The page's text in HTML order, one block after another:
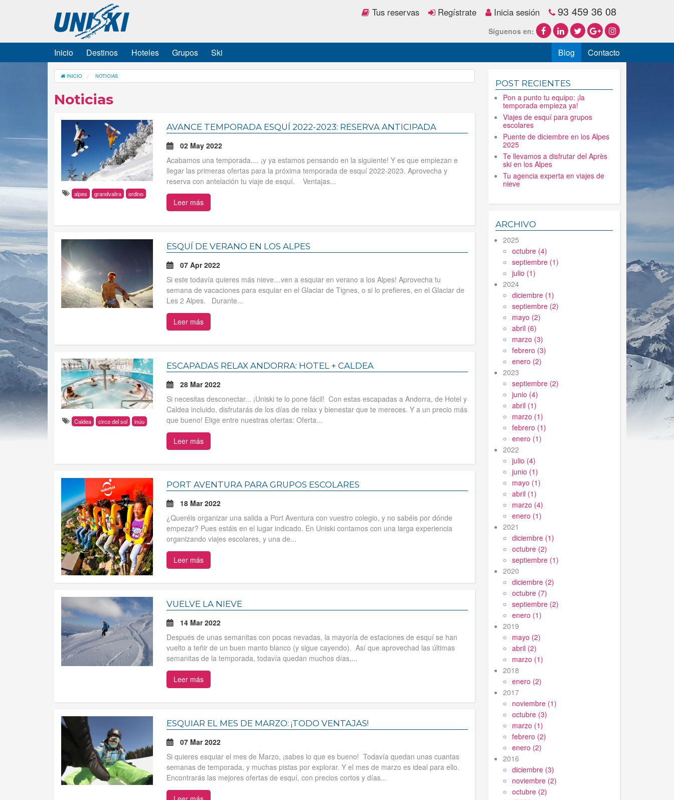
Tus reservas Regístrate Inicia sesión 93 459 36 08
Síguenos en:
Inicio Destinos Hoteles Grupos Ski Blog Contacto
INICIO NOTICIAS
Noticias
alpes grandvalira ordino
AVANCE TEMPORADA ESQUÍ 2022-2023: RESERVA ANTICIPADA
02 May 2022
Acabamos una temporada.... ¡y ya estamos pensando en la siguiente! Y es que empiezan e
llegar las primeras ofertas para la próxima temporada de esquí 2022-2023. Aprovecha y
reserva con antelación tu viaje de esquí. Ventajas...
Leer más
ESQUÍ DE VERANO EN LOS ALPES
07 Apr 2022
Si este todavía quieres más nieve…ven a esquiar en verano a los Alpes! Aprovecha tu
semana de vacaciones para esquiar en el Glaciar de Tignes, o si lo prefieres, en el Glaciar de
Les 2 Alpes. Durante...
Leer más
Caldea circo del sol inúu
ESCAPADAS RELAX ANDORRA: HOTEL + CALDEA
28 Mar 2022
Si necesitas desconectar... ¡Uniski te lo pone fácil! Con estas escapadas a Andorra, de Hotel y
Caldea incluido, disfrutarás de los días de relax y bienestar que te mereces. Y a un precio más
que bueno! Elige entre nuestras ofertas: Oferta...
Leer más
PORT AVENTURA PARA GRUPOS ESCOLARES
18 Mar 2022
¿Queréis organizar una salida a Port Aventura con vuestro colegio, y no sabéis por dónde
empezar? Pues estáis en el lugar indicado. En Uniski contamos con una larga experiencia
organizando viajes escolares, y una de...
Leer más
VUELVE LA NIEVE
14 Mar 2022
Después de unas semanitas con pocas nevadas, la mayoría de estaciones de esquí se han
vuelto a teñir de un buen manto blanco (y sigue cayendo). Así que aprovechad las últimas
semanitas de la temporada, todavía quedan muchos días,...
Leer más
ESQUIAR EL MES DE MARZO: ¡TODO VENTAJAS!
07 Mar 2022
Si quieres esquiar el mes de Marzo, ¡sabes lo que es bueno! Todavía quedan unas cuantas
semanas de temporada, y muchas pistas por explorar. Y el mes de marzo es ideal para ello.
Encontrarás las mejores ofertas de esquí, con precios cortos y días...
POST RECIENTES
Pon a punto tu equipo: ¡la
temporada empieza ya!
Viajes de esquí para grupos
escolares
Puente de diciembre en los Alpes
2025
Te llevamos a disfrutar del Après
ski en los Alpes
Tu agencia experta en viajes de
nieve
ARCHIVO
2025
octubre (4)
septiembre (1)
julio (1)
2024
diciembre (1)
septiembre (2)
mayo (2)
abril (6)
marzo (3)
febrero (3)
enero (2)
2023
septiembre (2)
junio (4)
abril (1)
marzo (1)
febrero (1)
enero (1)
2022
julio (4)
junio (1)
mayo (1)
abril (1)
marzo (4)
enero (1)
2021
diciembre (1)
octubre (2)
septiembre (1)
2020
diciembre (2)
octubre (7)
septiembre (2)
enero (1)
2019
mayo (2)
abril (2)
marzo (1)
2018
enero (2)
2017
noviembre (1)
octubre (3)
marzo (1)
febrero (2)
enero (2)
2016
diciembre (3)
noviembre (2)
octubre (2)